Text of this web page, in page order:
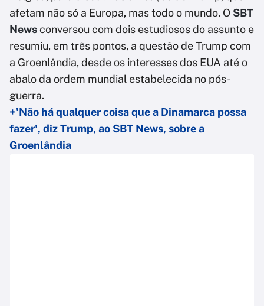
afetam não só a Europa, mas todo o mundo. O SBT
Newsconversou com dois estudiosos do assunto e
resumiu, em três pontos, a questão de Trump com
a Groenlândia, desde os interesses dos EUA até o
abalo da ordem mundial estabelecida no pós-
guerra.
+'Não há qualquer coisa que a Dinamarca possa
fazer', diz Trump, ao SBT News, sobre a
Groenlândia